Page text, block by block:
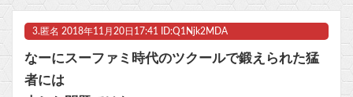
Powered by livedoor 相互RSS
3. 匿名 2018年11月20日17:41 ID:Q1Njk2MDA
なーにスーファミ時代のツクールで鍛えられた猛
者には